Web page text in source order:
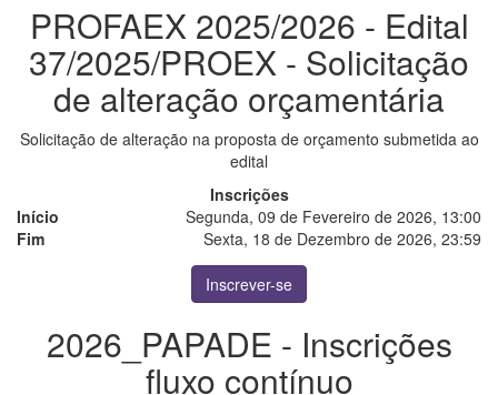
PROFAEX 2025/2026 - Edital
37/2025/PROEX - Solicitação
de alteração orçamentária
Solicitação de alteração na proposta de orçamento submetida ao
edital
Inscrições
Início
Segunda, 09 de Fevereiro de 2026, 13:00
Fim
Sexta, 18 de Dezembro de 2026, 23:59
Inscrever-se
2026_PAPADE - Inscrições
fluxo contínuo